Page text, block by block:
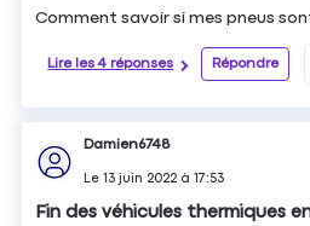
Comment savoir si mes pneus
Lire les 4 réponses Répondre
Damien6748
Le13 juin 2022 à17:53
Fin des véhicules thermiques